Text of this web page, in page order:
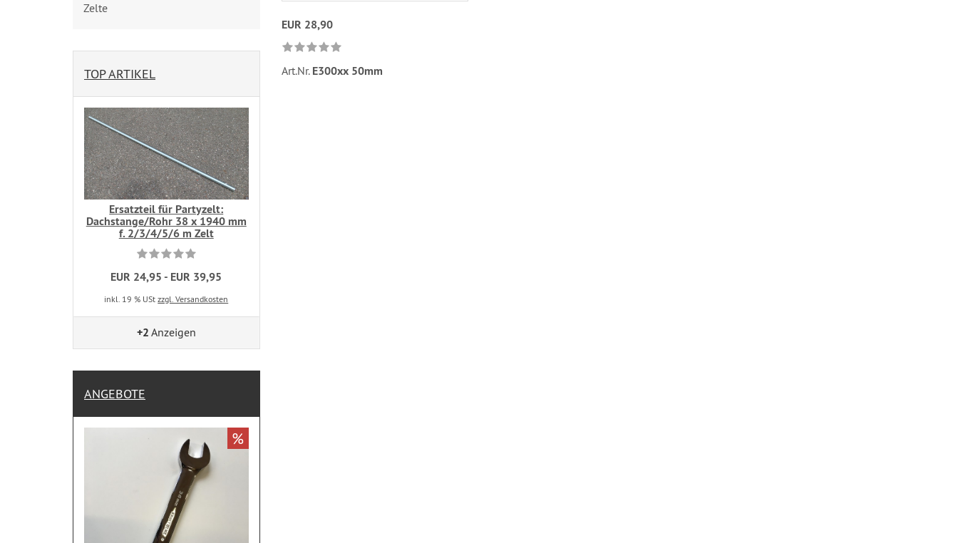
EUR 28,90
Art.Nr. E300xx 50mm
Zelte
TOP ARTIKEL
Ersatzteil für Partyzelt:
Dachstange/Rohr 38 x 1940 mm
f. 2/3/4/5/6 m Zelt
EUR 24,95 - EUR 39,95
inkl. 19 % UStzzgl. Versandkosten
+2 Anzeigen
ANGEBOTE
%